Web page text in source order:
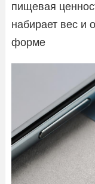
пищевая
набирает вес и
форме